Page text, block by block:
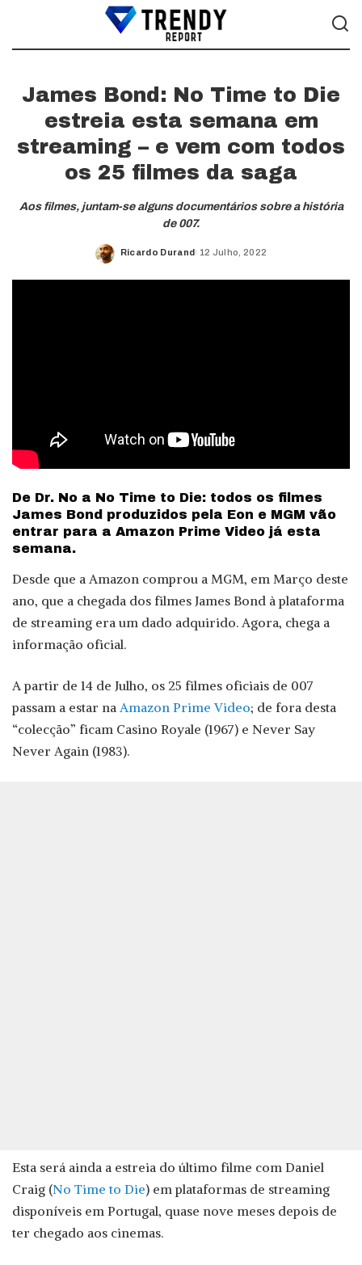
James Bond: No Time to Die
estreia esta semana em
streaming – e vem com todos
os 25 filmes da saga
Aos filmes, juntam-se alguns documentários sobre a história
de 007.
Posted
Ricardo Durand 12 Julho, 2022
De Dr. No a No Time to Die: todos os filmes
James Bond produzidos pela Eon e MGM vão
entrar para a Amazon Prime Video já esta
semana.
Desde que a Amazon comprou a MGM, em Março deste
ano, que a chegada dos filmes James Bond à plataforma
de streaming era um dado adquirido. Agora, chega a
informação oficial.
A partir de 14 de Julho, os 25 filmes oficiais de 007
passam a estar na Amazon Prime Video; de fora desta
“colecção” ficam Casino Royale (1967) e Never Say
Never Again (1983).
Esta será ainda a estreia do último filme com Daniel
Craig (No Time to Die) em plataformas de streaming
disponíveis em Portugal, quase nove meses depois de
ter chegado aos cinemas.